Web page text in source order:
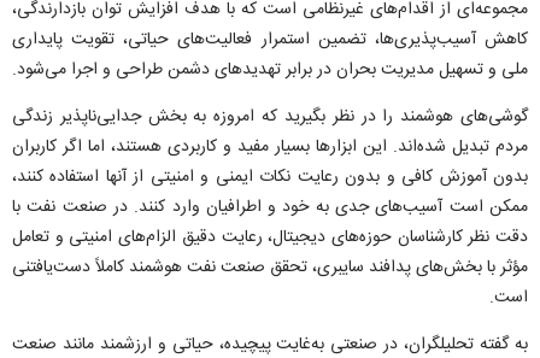
مجموعه‌ای از اقدام‌های غیرنظامی است که با هدف افزایش توان بازدارندگی،
کاهش آسیب‌پذیری‌ها، تضمین استمرار فعالیت‌های حیاتی، تقویت پایداری
ملی و تسهیل مدیریت بحران در برابر تهدید‌های دشمن طراحی و اجرا می‌شود.
گوشی‌های هوشمند را در نظر بگیرید که امروزه به بخش جدایی‌ناپذیر زندگی
مردم تبدیل شده‌اند. این ابزار‌ها بسیار مفید و کاربردی هستند، اما اگر کاربران
بدون آموزش کافی و بدون رعایت نکات ایمنی و امنیتی از آنها استفاده کنند،
ممکن است آسیب‌های جدی به خود و اطرافیان وارد کنند. در صنعت نفت با
دقت نظر کارشناسان حوزه‌های دیجیتال، رعایت دقیق الزام‌های امنیتی و تعامل
مؤثر با بخش‌های پدافند سایبری، تحقق صنعت نفت هوشمند کاملاً دست‌یافتنی
است.
به گفته تحلیلگران، در صنعتی به‌غایت پیچیده، حیاتی و ارزشمند مانند صنعت